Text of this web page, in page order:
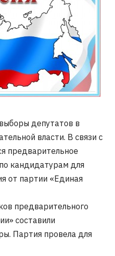
депутатов в
власти. В связи с
предварительное
кандидатурам для
от партии «Единая
предварительного
составили
Партия провела для